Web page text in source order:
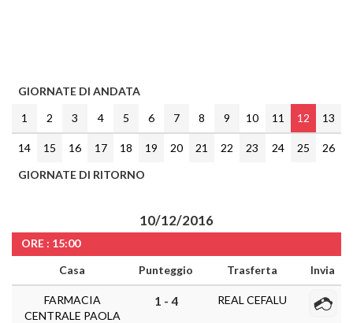
GIORNATE DI ANDATA
1
2 3 4 5 6 7 8 9 10 11 12 13
14 15 16 17 18 19 20 21 22 23 24 25
26
GIORNATE DI RITORNO
10/12/2016
ORE : 15:00
Casa
Punteggio Trasferta Invia
FARMACIA
CENTRALE PAOLA
1 - 4 REAL CEFALU